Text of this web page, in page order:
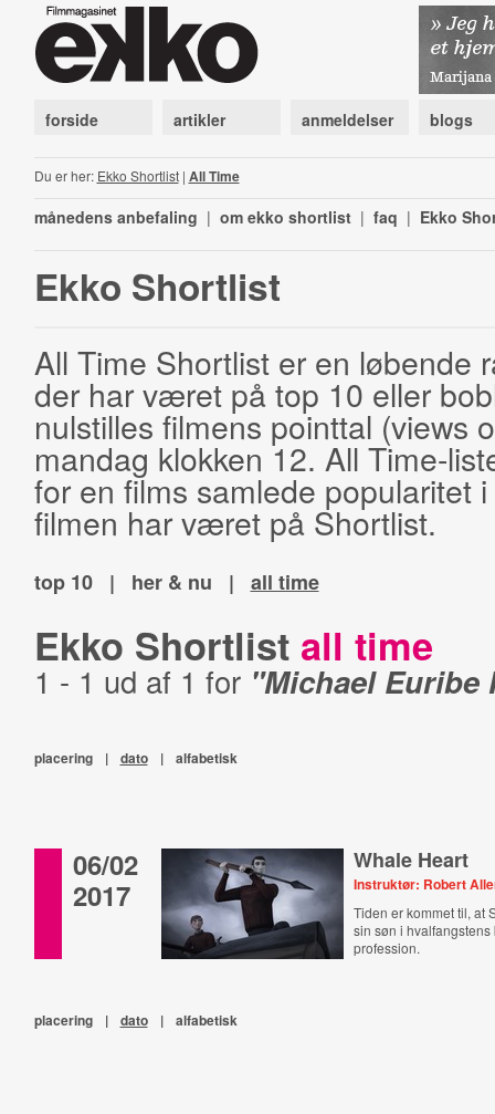
forside artikler anmeldelser blogs
Du er her: Ekko Shortlist| All Time
månedens anbefaling | om ekko shortlist | faq | Ekko
Ekko Shortlist
All Time Shortlist er en løbende
der har været på top 10 eller
nulstilles filmens pointtal (views
mandag klokken 12. All Time-
for en films samlede popularitet
filmen har været på Shortlist.
top 10 | her & nu | all time
Ekko Shortlist all time
1 - 1 ud af 1 for "Michael Euribe
placering | dato | alfabetisk
06/02
2017
Whale Heart
Instruktør: Robert
Tiden er kommet til, at
sin søn i
profession.
placering | dato | alfabetisk